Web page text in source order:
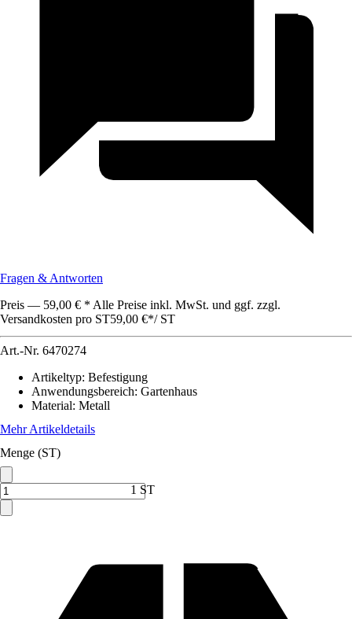
Fragen & Antworten
Preis — 59,00 € * Alle Preise inkl. MwSt. und ggf. zzgl.
Versandkosten pro ST59,00 €*/ ST
Art.-Nr. 6470274
Artikeltyp: Befestigung
Anwendungsbereich: Gartenhaus
Material: Metall
Mehr Artikeldetails
Menge (ST)
1 ST